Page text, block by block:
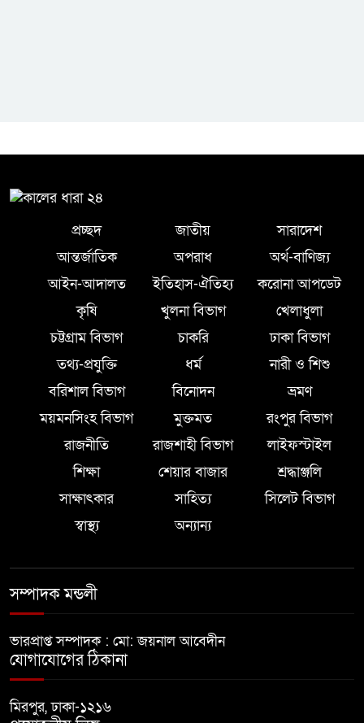
প্রচ্ছদ জাতীয়
সারাদেশ
আন্তর্জাতিক
অপরাধ
অর্থ-বাণিজ্য
আইন-আদালত
ইতিহাস-ঐতিহ্য
করোনা আপডেট
কৃষি
খুলনা বিভাগ
খেলাধুলা
চট্টগ্রাম বিভাগ
চাকরি
ঢাকা বিভাগ
তথ্য-প্রযুক্তি
ধর্ম
নারী ও শিশু
বরিশাল বিভাগ
বিনোদন
ভ্রমণ
ময়মনসিংহ বিভাগ
মুক্তমত
রংপুর বিভাগ
রাজনীতি
রাজশাহী বিভাগ
লাইফস্টাইল
শিক্ষা
শেয়ার বাজার
শ্রদ্ধাঞ্জলি
সাক্ষাৎকার
সাহিত্য
সিলেট বিভাগ
স্বাস্থ্য
অন্যান্য
সম্পাদক মন্ডলী
ভারপ্রাপ্ত সম্পাদক : মো: জয়নাল আবেদীন
যোগাযোগের ঠিকানা
মিরপুর, ঢাকা-১২১৬